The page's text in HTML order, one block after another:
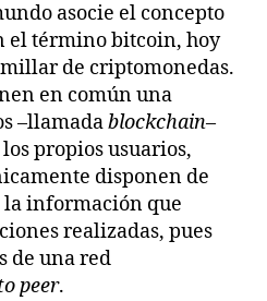
asocie el concepto
el término bitcoin, hoy
de criptomonedas.
en común una
–llamadablockchain–
propios usuarios,
disponen de
información que
realizadas, pues
de una red
peer.